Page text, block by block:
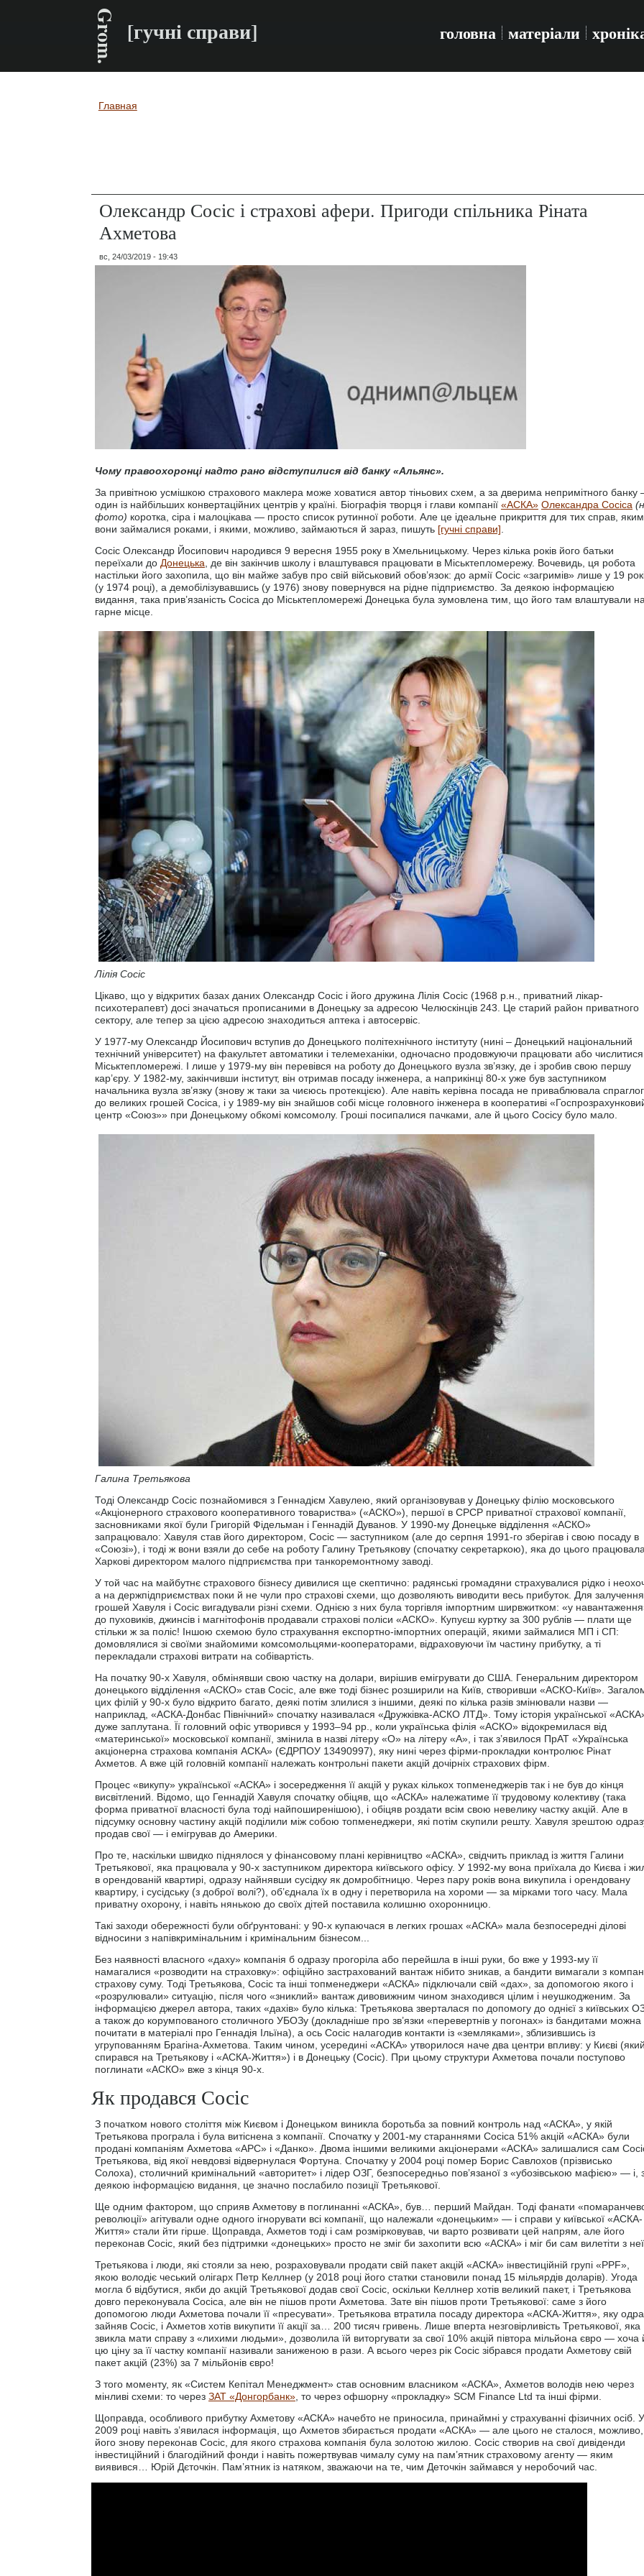
Grom. [гучні справи] головна матеріали
Вы здесь
Главная
Олександр Сосіс і страхові афери. Пригоди спільника Ріната
Ахметова
вс, 24/03/2019 - 19:43
Чому правоохоронці надто рано відступилися від банку «Альянс».
За привітною усмішкою страхового маклера може ховатися автор тіньових схем, а за дверима непримітного
один із найбільших конвертаційних центрів у країні. Біографія творця і глави компанії «АСКА» Олександра Сосіса
фото) коротка, сіра і малoцікава — просто список рутинної роботи. Але це ідеальне прикриття для тих справ,
вони займалися роками, і якими, можливо, займаються й зараз, пишуть [гучні справи]
Сосіс Олександр Йосипович народився 9 вересня 1955 року в Хмельницькому. Через кілька років його батьки
переїхали до Донецька , де він закінчив школу і влаштувався працювати в Міськтепломережу. Вочевидь, ця робота
настільки його захопила, що він майже забув про свій військовий обов’язок: до армії Сосіс «загримів» лише у 19
(у 1974 році), а демобілізувавшись (у 1976) знову повернувся на рідне підприємство. За деякою інформацією
видання, така прив’язаність Сосіса до Міськтепломережі Донецька була зумовлена тим, що його там влаштували на
гарне місце.
Лілія Сосіс
Цікаво, що у відкритих базах даних Олександр Сосіс і його дружина Лілія Сосіс (1968 р.н., приватний лікар-
психотерапевт) досі значаться прописаними в Донецьку за адресою Челюскінців 243. Це старий район приватного
сектору, але тепер за цією адресою знаходиться аптека і автосервіс.
У 1977-му Олександр Йосипович вступив до Донецького політехнічного інституту (нині – Донецький національний
технічний університет) на факультет автоматики і телемеханіки, одночасно продовжуючи працювати або
Міськтепломережі. І лише у 1979-му він перевівся на роботу до Донецького вузла зв’язку, де і зробив свою першу
кар’єру. У 1982-му, закінчивши інститут, він отримав посаду інженера, а наприкінці 80-х уже був заступником
начальника вузла зв’язку (знову ж таки за чиєюсь протекцією). Але навіть керівна посада не приваблювала
до великих грошей Сосіса, і у 1989-му він знайшов собі місце головного інженера в кооперативі
центр «Союз»» при Донецькому обкомі комсомолу. Гроші посипалися пачками, але й цього Сосісу було мало.
Галина Третьякова
Тоді Олександр Сосіс познайомився з Геннадієм Хавулею, який організовував у Донецьку філію московського
«Акціонерного страхового кооперативного товариства» («АСКО»), першої в СРСР приватної страхової компанії,
засновниками якої були Григорій Фідельман і Геннадій Дуванов. У 1990-му Донецьке відділення «АСКО»
запрацювало: Хавуля став його директором, Сосіс — заступником (але до серпня 1991-го зберігав і свою посаду в
«Союзі»), і тоді ж вони взяли до себе на роботу Галину Третьякову (спочатку секретаркою), яка до цього
Харкові директором малого підприємства при танкоремонтному заводі.
У той час на майбутнє страхового бізнесу дивилися ще скептично: радянські громадяни страхувалися рідко і
а на держпідприємствах поки й не чули про страхові схеми, що дозволяють виводити весь прибуток. Для залучення
грошей Хавуля і Сосіс вигадували різні схеми. Однією з них була торгівля імпортним ширвжитком: «у
до пуховиків, джинсів і магнітофонів продавали страхові поліси «АСКО». Купуєш куртку за 300 рублів — плати ще
стільки ж за поліс! Іншою схемою було страхування експортно-імпортних операцій, якими займалися МП і СП:
домовлялися зі своїми знайомими комсомольцями-кооператорами, відраховуючи їм частину прибутку, а ті
перекладали страхові витрати на собівартість.
На початку 90-х Хавуля, обмінявши свою частку на долари, вирішив емігрувати до США. Генеральним директором
донецького відділення «АСКО» став Сосіс, але вже тоді бізнес розширили на Київ, створивши «АСКО-Київ».
цих філій у 90-х було відкрито багато, деякі потім злилися з іншими, деякі по кілька разів змінювали назви —
наприклад, «АСКА-Донбас Північний» спочатку називалася «Дружківка-АСКО ЛТД». Тому історія української
дуже заплутана. Її головний офіс утворився у 1993–94 рр., коли українська філія «АСКО» відокремилася від
«материнської» московської компанії, змінила в назві літеру «О» на літеру «А», і так з’явилося ПрАТ «Українська
акціонерна страхова компанія АСКА» (ЄДРПОУ 13490997), яку нині через фірми-прокладки контролює Рінат
Ахметов. А вже цій головній компанії належать контрольні пакети акцій дочірніх страхових фірм.
Процес «викупу» української «АСКА» і зосередження її акцій у руках кількох топменеджерів так і не був до кінця
висвітлений. Відомо, що Геннадій Хавуля спочатку обіцяв, що «АСКА» належатиме її трудовому колективу (така
форма приватної власності була тоді найпоширенішою), і обіцяв роздати всім свою невелику частку акцій. Але в
підсумку основну частину акцій поділили між собою топменеджери, які потім скупили решту. Хавуля зрештою
продав свої — і емігрував до Америки.
Про те, наскільки швидко піднялося у фінансовому плані керівництво «АСКА», свідчить приклад із життя Галини
Третьякової, яка працювала у 90-х заступником директора київського офісу. У 1992-му вона приїхала до Києва і
в орендованій квартирі, одразу найнявши сусідку як домробітницю. Через пару років вона викупила і орендовану
квартиру, і сусідську (з доброї волі?), об’єднала їх в одну і перетворила на хороми — за мірками того часу. Мала
приватну охорону, і навіть нянькою до своїх дітей поставила колишню охоронницю.
Такі заходи обережності були обґрунтовані: у 90-х купаючася в легких грошах «АСКА» мала безпосередні ділові
відносини з напівкримінальним і кримінальним бізнесом...
Без наявності власного «даху» компанія б одразу прогоріла або перейшла в інші руки, бо вже у 1993-му її
намагалися «розводити на страховку»: офіційно застрахований вантаж нібито зникав, а бандити вимагали з
страхову суму. Тоді Третьякова, Сосіс та інші топменеджери «АСКА» підключали свій «дах», за допомогою якого і
«розрулювали» ситуацію, після чого «зниклий» вантаж дивовижним чином знаходився цілим і неушкодженим. За
інформацією джерел автора, таких «дахів» було кілька: Третьякова зверталася по допомогу до однієї з київських
а також до корумпованого столичного УБОЗу (докладніше про зв’язки «перевертнів у погонах» із бандитами можна
почитати в матеріалі про Геннадія Ільїна), а ось Сосіс налагодив контакти із «земляками», зблизившись із
угрупованням Брагіна-Ахметова. Таким чином, усередині «АСКА» утворилося наче два центри впливу: у Києві (який
спирався на Третьякову і «АСКА-Життя») і в Донецьку (Сосіс). При цьому структури Ахметова почали поступово
поглинати «АСКО» вже з кінця 90-х.
Як продався Сосіс
З початком нового століття між Києвом і Донецьком виникла боротьба за повний контроль над «АСКА», у якій
Третьякова програла і була витіснена з компанії. Спочатку у 2001-му стараннями Сосіса 51% акцій «АСКА» були
продані компаніям Ахметова «АРС» і «Данко». Двома іншими великими акціонерами «АСКА» залишалися сам
Третьякова, від якої невдовзі відвернулася Фортуна. Спочатку у 2004 році помер Борис Савлохов (прізвисько
Солоха), столичний кримінальний «авторитет» і лідер ОЗГ, безпосередньо пов’язаної з «убозівською мафією» — і,
деякою інформацією видання, це значно послабило позиції Третьякової.
Ще одним фактором, що сприяв Ахметову в поглинанні «АСКА», був… перший Майдан. Тоді фанати
революції» агітували одне одного ігнорувати всі компанії, що належали «донецьким» — і справи у київської «АСКА-
Життя» стали йти гірше. Щоправда, Ахметов тоді і сам розмірковував, чи варто розвивати цей напрям, але його
переконав Сосіс, який без підтримки «донецьких» просто не зміг би захопити всю «АСКА» і міг би сам вилетіти з неї.
Третьякова і люди, які стояли за нею, розраховували продати свій пакет акцій «АСКА» інвестиційній групі «PPF»,
якою володіє чеський олігарх Петр Келлнер (у 2018 році його статки становили понад 15 мільярдів доларів). Угода
могла б відбутися, якби до акцій Третьякової додав свої Сосіс, оскільки Келлнер хотів великий пакет, і Третьякова
довго переконувала Сосіса, але він не пішов проти Ахметова. Зате він пішов проти Третьякової: саме з його
допомогою люди Ахметова почали її «пресувати». Третьякова втратила посаду директора «АСКА-Життя», яку
зайняв Сосіс, і Ахметов хотів викупити її акції за… 200 тисяч гривень. Лише вперта незговірливість Третьякової, яка
звикла мати справу з «лихими людьми», дозволила їй виторгувати за свої 10% акцій півтора мільйона євро — хоча
цю ціну за її частку компанії називали заниженою в рази. А всього через рік Сосіс зібрався продати Ахметову свій
пакет акцій (23%) за 7 мільйонів євро!
З того моменту, як «Систем Кепітал Менеджмент» став основним власником «АСКА», Ахметов володів нею через
мінливі схеми: то через ЗАТ «Донгорбанк» , то через офшорну «прокладку» SCM Finance Ltd та інші фірми.
Щоправда, особливого прибутку Ахметову «АСКА» начебто не приносила, принаймні у страхуванні фізичних осіб. У
2009 році навіть з’явилася інформація, що Ахметов збирається продати «АСКА» — але цього не сталося, можливо,
його знову переконав Сосіс, для якого страхова компанія була золотою жилою. Сосіс створив на свої дивіденди
інвестиційний і благодійний фонди і навіть пожертвував чималу суму на пам’ятник страховому агенту — яким
виявився… Юрій Дєточкін. Пам’ятник із натяком, зважаючи на те, чим Деточкін займався у неробочий час.